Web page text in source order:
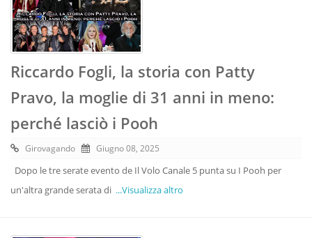
Riccardo Fogli, la storia con Patty
Pravo, la moglie di 31 anni in meno:
perché lasciò i Pooh
Girovagando Giugno 08, 2025
Dopo le tre serate evento de Il Volo Canale 5 punta su I Pooh per
un'altra grande serata di ...Visualizza altro